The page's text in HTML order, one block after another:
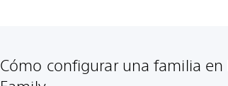
Cómo configurar una familia